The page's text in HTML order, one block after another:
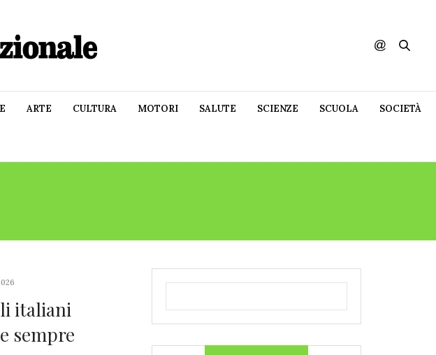
ARTE CULTURA MOTORI SALUTE SCIENZE SCUOLA SOCIETÀ
italiani
sempre